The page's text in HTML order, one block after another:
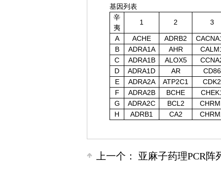
基因列表
辛
夷
1 2 3
A ACHE ADRB2
B
ADRA1A AHR
C
ADRA1B ALOX5
D
ADRA1D AR
CD86
E
ADRA2A ATP2C1
CDK2
F
ADRA2B BCHE
G
ADRA2C BCL2
H
ADRB1 CA2
上一个： 亚麻子药理PCR阵